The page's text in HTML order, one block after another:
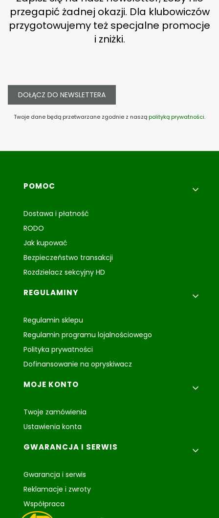
przegapić żadnej okazji. Dla klubowiczów
przygotowujemy też specjalne promocje
i zniżki.
DOŁĄCZ DO NEWSLETTERA
Twoje dane będą przetwarzane zgodnie z nasząpolityką prywatności.
Linki w stopce
POMOC
Dostawa i płatność
RODO
Jak kupować
Bezpieczeństwo transakcji
Rozdzielacz sekcyjny HD
REGULAMINY
Regulamin sklepu
Regulamin programu lojalnościowego
Polityka prywatności
Dofinansowanie na opryskiwacz
MOJE KONTO
Twoje zamówienia
Ustawienia konta
GWARANCJA I SERWIS
Gwarancja i serwis
Reklamacje i zwroty
Współpraca